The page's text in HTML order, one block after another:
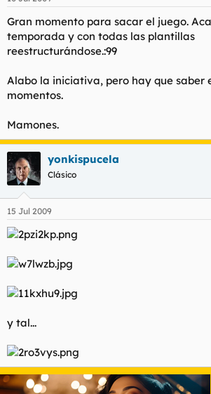
Gran momento para sacar el juego.
temporada y con todas las plantillas
reestructurándose.:99
Alabo la iniciativa, pero hay que saber
momentos.
Mamones.
yonkispucela
Clásico
15 Jul 2009
y tal...